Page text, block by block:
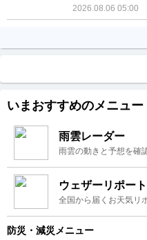
2026.08.06 05:00
いまおすすめのメニュー
雨雲レーダー
雨雲の動きと予想を確
ウェザーリポート
全国から届くお天気リ
防災・減災メニュー